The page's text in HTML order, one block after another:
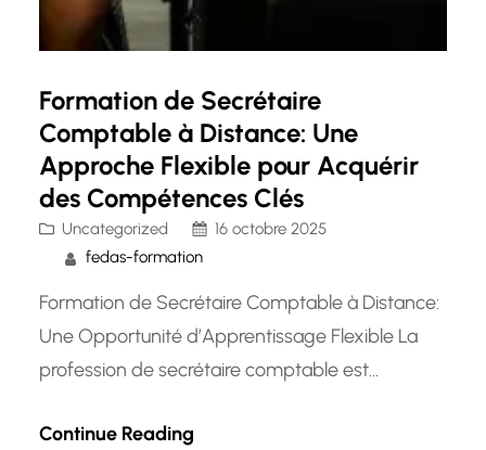
Formation de Secrétaire
Comptable à Distance: Une
Approche Flexible pour Acquérir
des Compétences Clés
Uncategorized
16 octobre 2025
fedas-formation
Formation de Secrétaire Comptable à Distance:
Une Opportunité d’Apprentissage Flexible La
profession de secrétaire comptable est
gestion efficace des tâches administratives et
Continue Reading